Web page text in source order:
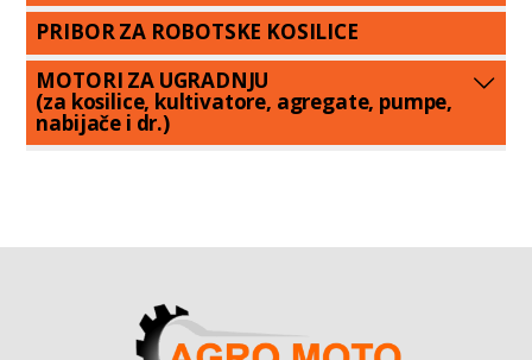
PRIBOR ZA ROBOTSKE KOSILICE
MOTORI ZA UGRADNJU
(za kosilice, kultivatore, agregate, pumpe,
nabijače i dr.)